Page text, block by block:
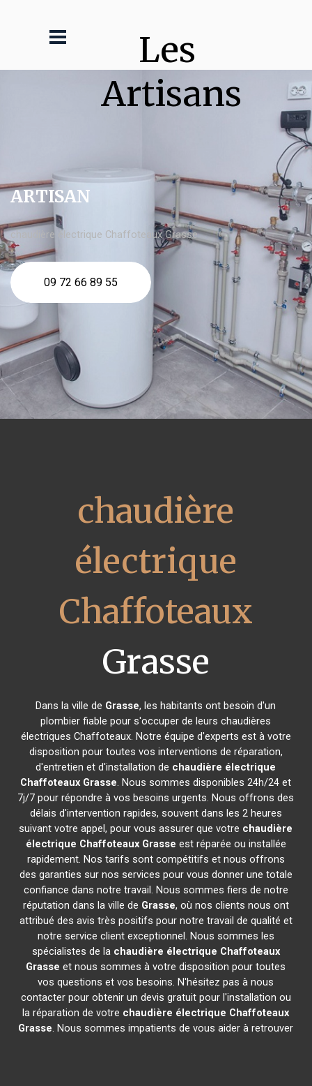
Les
Artisans
ARTISAN
chaudière électrique Chaffoteaux Grasse
09 72 66 89 55
chaudière
électrique
Chaffoteaux
Grasse
Dans la ville de Grasse, les habitants ont besoin d'un
plombier fiable pour s'occuper de leurs chaudières
électriques Chaffoteaux. Notre équipe d'experts est à votre
disposition pour toutes vos interventions de réparation,
d'entretien et d'installation de chaudière électrique
Chaffoteaux Grasse. Nous sommes disponibles 24h/24 et
7j/7 pour répondre à vos besoins urgents. Nous offrons des
délais d'intervention rapides, souvent dans les 2 heures
suivant votre appel, pour vous assurer que votre chaudière
électrique Chaffoteaux Grasse est réparée ou installée
rapidement. Nos tarifs sont compétitifs et nous offrons
des garanties sur nos services pour vous donner une totale
confiance dans notre travail. Nous sommes fiers de notre
réputation dans la ville de Grasse, où nos clients nous ont
attribué des avis très positifs pour notre travail de qualité et
notre service client exceptionnel. Nous sommes les
spécialistes de la chaudière électrique Chaffoteaux
Grasse et nous sommes à votre disposition pour toutes
vos questions et vos besoins. N'hésitez pas à nous
contacter pour obtenir un devis gratuit pour l'installation ou
la réparation de votre chaudière électrique Chaffoteaux
Grasse. Nous sommes impatients de vous aider à retrouver